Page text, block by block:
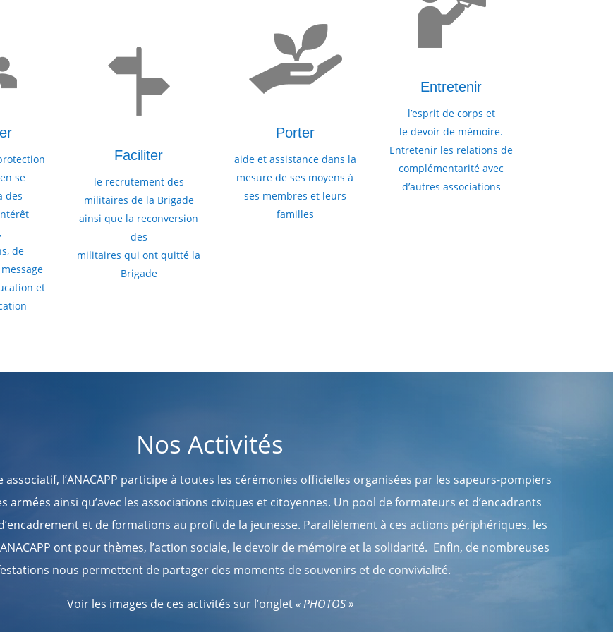
se
des
de
et
Faciliter
le recrutement des
militaires de la Brigade
ainsi que la reconversion
des
militaires qui ont quitté la
Brigade
Porter
aide et assistance dans la
mesure de ses moyens à
ses membres et leurs
familles
Entretenir
l’esprit de corps et
le devoir de mémoire.
Entretenir les relations de
complémentarité avec
d’autres associations
Nos Activités
associatif, l’ANACAPP participe à toutes les cérémonies officielles organisées par les sapeurs-pompiers
armées ainsi qu’avec les associations civiques et citoyennes. Un pool de formateurs et d’encadrants
et de formations au profit de la jeunesse. Parallèlement à ces actions périphériques, les
ont pour thèmes, l’action sociale, le devoir de mémoire et la solidarité. Enfin, de nombreuses
nous permettent de partager des moments de souvenirs et de convivialité.
Voir les images de ces activités sur l’onglet« PHOTOS »